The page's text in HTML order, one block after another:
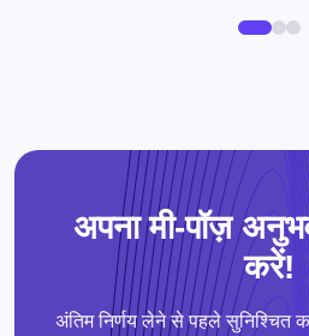
अपना मी-पॉज़
करें!
अंतिम निर्णय लेने से पहले सुनिश्चित